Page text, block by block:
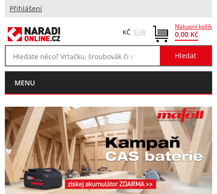
Přihlášení
Nákupní košík
0,00 Kč
KČ EUR
MENU